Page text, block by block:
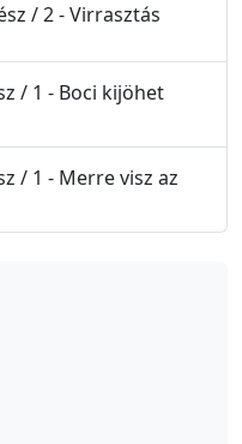
/ 2 - Virrasztás
/ 1 - Boci kijöhet
/ 1 - Merre visz az